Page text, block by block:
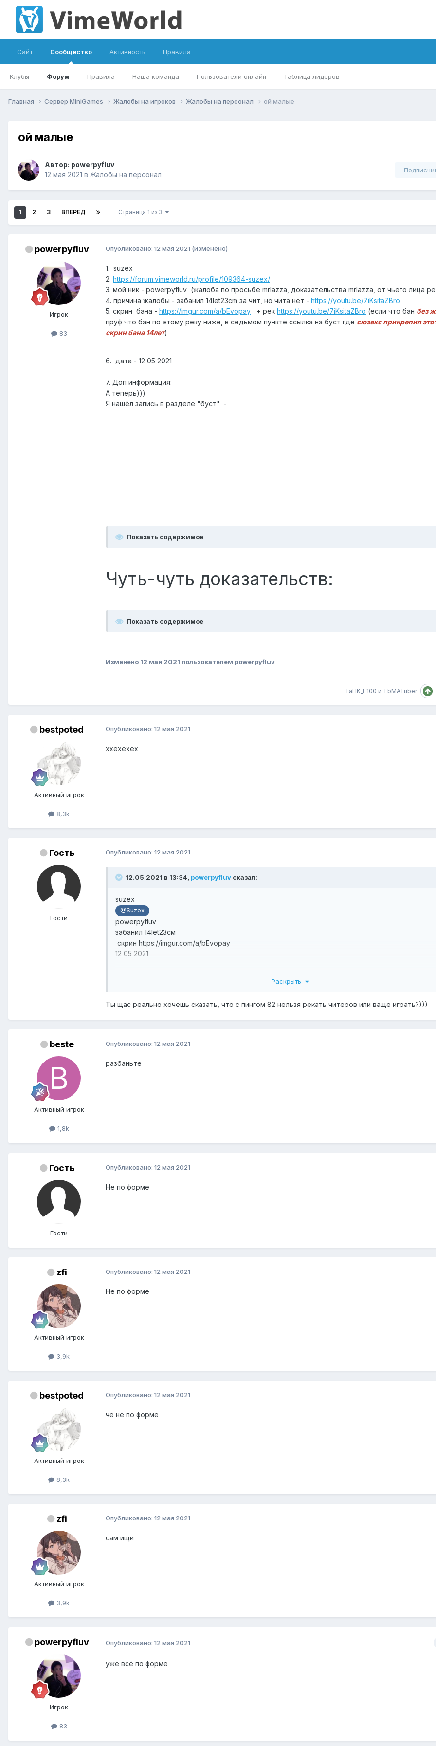
Сайт Сообщество
Клубы Форум Правила Наша команда Пользователи онлайн Таблица лидеров
Активность Правила
Главная Сервер MiniGames Жалобы на игроков Жалобы на персонал ой малые
ой малые
Автор: powerpyfluv
12 мая 2021 в Жалобы на персонал
1 2 3 ВПЕРЁД Страница 1 из 3
powerpyfluv
Игрок
83
Опубликовано: 12 мая 2021 (изменено)
1. suzex
2. https://forum.vimeworld.ru/profile/109364-suzex/
3. мой ник - powerpyfluv (жалоба по просьбе mrlazza, доказательства mrlazza, от чьего лица
4. причина жалобы - забанил 14let23cm за чит, но чита нет - https://youtu.be/7iKsitaZBro
5. скрин бана - https://imgur.com/a/bEvopay + рек https://youtu.be/7iKsitaZBro (если что бан без
пруф что бан по этому реку ниже, в седьмом пункте ссылка на буст где сюзекс прикрепил
скрин бана 14лет)
6. дата - 12 05 2021
7. Доп информация:
А теперь)))
Я нашёл запись в разделе "буст" -
Показать содержимое
Чуть-чуть доказательств:
Показать содержимое
Изменено 12 мая 2021 пользователем powerpyfluv
TaHK_E100 и TbMATuber
bestpoted
Активный игрок
8,3k
Опубликовано: 12 мая 2021
ххехехех
Гость
Гости
Опубликовано: 12 мая 2021
12.05.2021 в 13:34, powerpyfluv сказал:
suzex
@Suzex
powerpyfluv
забанил 14let23см
скрин https://imgur.com/a/bEvopay
12 05 2021
Чуть-чуть про моменты:
Показать содержимое
Раскрыть
Ты щас реально хочешь сказать, что с пингом 82 нельзя рекать читеров или ваще играть?)))
beste
Активный игрок
1,8k
Опубликовано: 12 мая 2021
разбаньте
Гость
Гости
Опубликовано: 12 мая 2021
Не по форме
zfi
Активный игрок
3,9k
Опубликовано: 12 мая 2021
Не по форме
bestpoted
Активный игрок
8,3k
Опубликовано: 12 мая 2021
че не по форме
zfi
Активный игрок
3,9k
Опубликовано: 12 мая 2021
сам ищи
powerpyfluv
Игрок
83
Опубликовано: 12 мая 2021
уже всё по форме